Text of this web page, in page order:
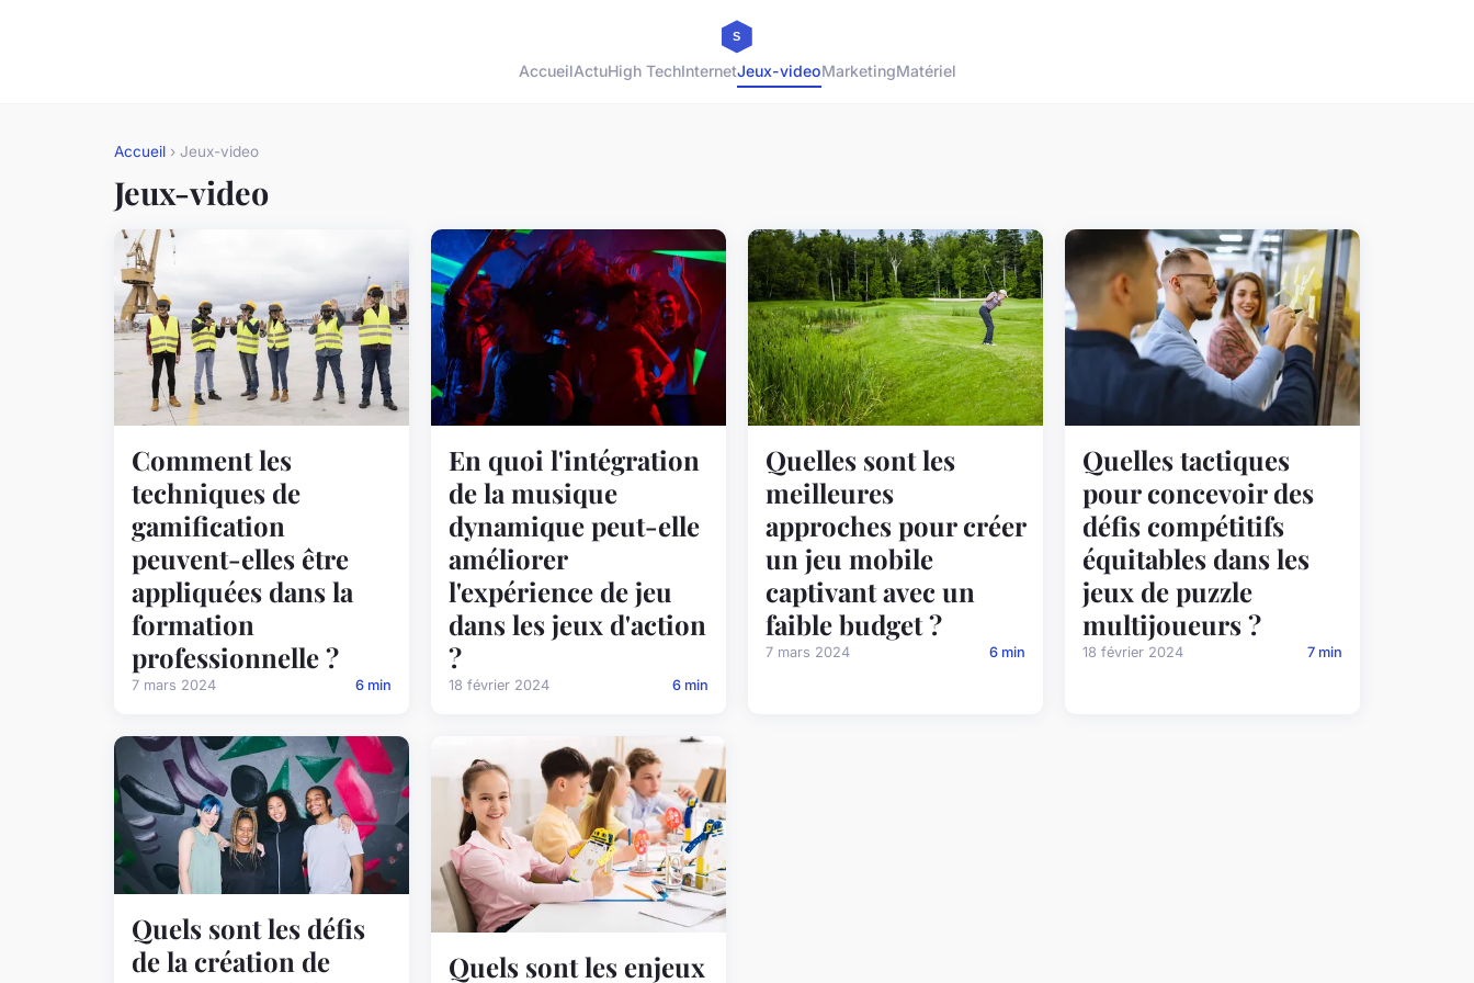
AccueilActuHigh TechInternetJeux-videoMarketingMatériel
Accueil › Jeux-video
Jeux-video
Comment les
techniques de
gamification
peuvent-elles être
appliquées dans la
formation
professionnelle ?
7 mars 2024 6 min
En quoi l'intégration
de la musique
dynamique peut-elle
améliorer
l'expérience de jeu
dans les jeux d'action
?
18 février 2024 6 min
Quelles sont les
meilleures
approches pour créer
un jeu mobile
captivant avec un
faible budget ?
7 mars 2024 6 min
Quelles tactiques
pour concevoir des
défis compétitifs
équitables dans les
jeux de puzzle
multijoueurs ?
18 février 2024 7 min
Quels sont les défis
de la création de
Quels sont les enjeux